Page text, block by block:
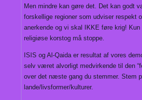
Men mindre kan gøre det. Det kan godt
forskellige regioner som udviser respekt
anerkende og vi skal IKKE føre krig!
religiøse korstog må stoppe.
ISIS og Al-Qaida er resultat af vores
selv været alvorligt medvirkende til den
over det næste gang du stemmer. Stem
lande/livsformer/kulturer.